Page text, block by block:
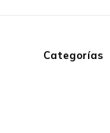
Categorías